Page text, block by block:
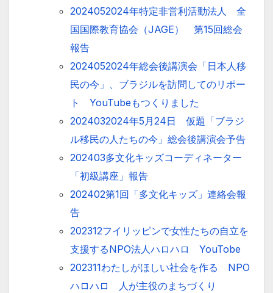
2024052024年特定非営利活動法人 全
国国際教育協会（JAGE） 第15回総会
報告
2024052024年総会後講演会「日本人移
民の今」、ブラジルを訪問してのリポー
ト YouTubeもつくりました
2024032024年5月24日 仮題「ブラジ
ル移民の人たちの今」総会後講演会予告
202403多文化キッズコーディネーター
「初級講座」報告
202402第1回「多文化キッズ」連絡会報
告
202312フイリッピンで女性たちの自立を
支援するNPO法人ハロハロ YouTobe
202311わたしがほしい社会を作る NPO
ハロハロ 人が主役のまちづくり